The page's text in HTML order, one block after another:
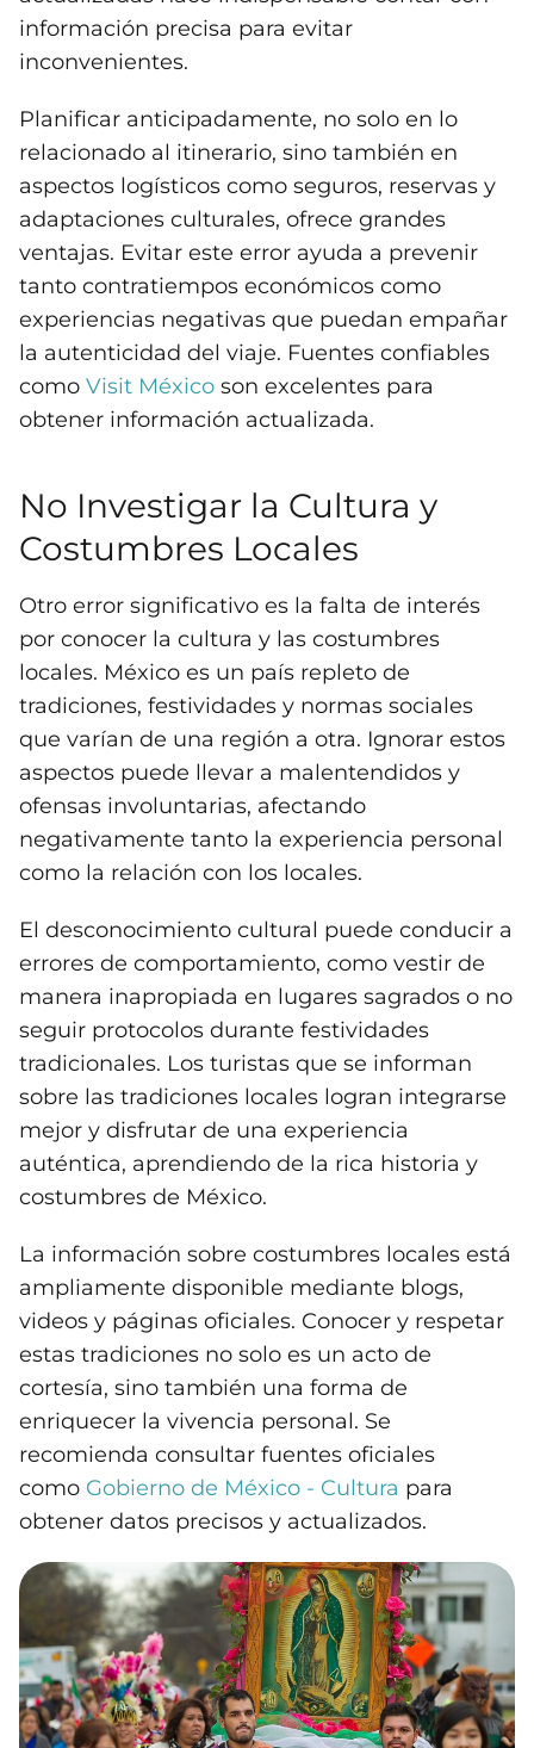
información precisa para evitar
inconvenientes.
Planificar anticipadamente, no solo en lo
relacionado al itinerario, sino también en
aspectos logísticos como seguros, reservas y
adaptaciones culturales, ofrece grandes
ventajas. Evitar este error ayuda a prevenir
tanto contratiempos económicos como
experiencias negativas que puedan empañar
la autenticidad del viaje. Fuentes confiables
como Visit México son excelentes para
obtener información actualizada.
No Investigar la Cultura y
Costumbres Locales
Otro error significativo es la falta de interés
por conocer la cultura y las costumbres
locales. México es un país repleto de
tradiciones, festividades y normas sociales
que varían de una región a otra. Ignorar estos
aspectos puede llevar a malentendidos y
ofensas involuntarias, afectando
negativamente tanto la experiencia personal
como la relación con los locales.
El desconocimiento cultural puede conducir a
errores de comportamiento, como vestir de
manera inapropiada en lugares sagrados o no
seguir protocolos durante festividades
tradicionales. Los turistas que se informan
sobre las tradiciones locales logran integrarse
mejor y disfrutar de una experiencia
auténtica, aprendiendo de la rica historia y
costumbres de México.
La información sobre costumbres locales está
ampliamente disponible mediante blogs,
videos y páginas oficiales. Conocer y respetar
estas tradiciones no solo es un acto de
cortesía, sino también una forma de
enriquecer la vivencia personal. Se
recomienda consultar fuentes oficiales
como Gobierno de México - Cultura para
obtener datos precisos y actualizados.